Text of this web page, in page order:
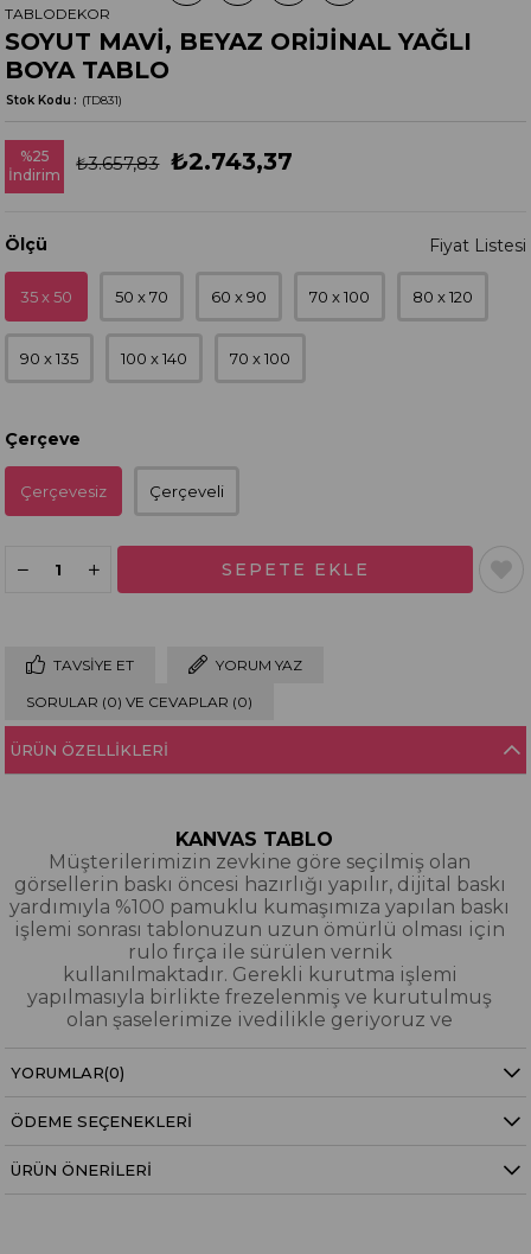
SOYUT MAVİ, BEYAZ ORİJİNAL YAĞLI
BOYA TABLO
(TD831)
Stok Kodu
TABLODEKOR
%25
İndirim
₺3.657,83 ₺2.743,37
Ölçü
35 x 50 50 x 70 60 x 90 70 x 100 80 x 120
90 x 135 100 x 140 70 x 100
Çerçeve
Çerçevesiz Çerçeveli
TAVSIYE ET YORUM YAZ
SORULAR (0) VE CEVAPLAR (0)
ÜRÜN ÖZELLIKLERI
KANVAS TABLO
Müşterilerimizin zevkine göre seçilmiş olan
görsellerin baskı öncesi hazırlığı yapılır, dijital baskı
yardımıyla %100 pamuklu kumaşımıza yapılan baskı
işlemi sonrası tablonuzun uzun ömürlü olması için
rulo fırça ile sürülen vernik
kullanılmaktadır. Gerekli kurutma işlemi
yapılmasıyla birlikte frezelenmiş ve kurutulmuş
olan şaselerimize ivedilikle geriyoruz ve
paketleyerek tarafınıza gönderiyoruz.
YAĞLI BOYA & SİM DOKULU TABLO
dijital baskı alınıp hazırlanarak üzerine spatula
eşliğinde boya dokunuşları / sim işlemeleri kısmi
YORUMLAR(0)
ÖDEME SEÇENEKLERI
ÜRÜN ÖNERILERI